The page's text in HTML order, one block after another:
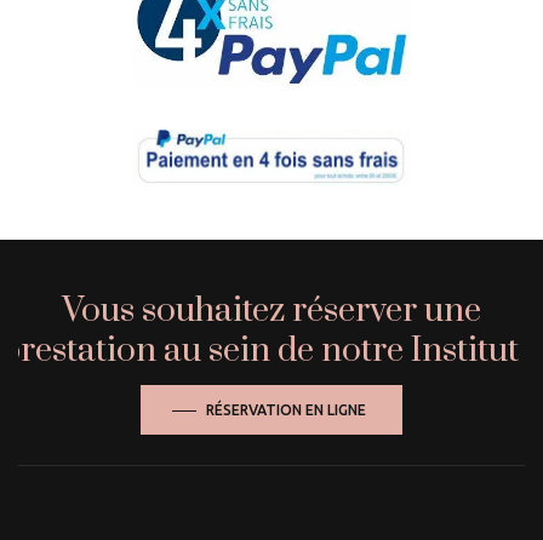
Vous souhaitez réserver une
prestation au sein de notre Institut ?
RÉSERVATION EN LIGNE